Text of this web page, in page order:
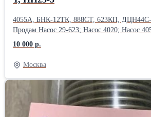
4055А, БНК-12ТК, 888СТ, 623КП, ДЦН44С-
Продам Насос 29-623; Насос 4020; Насос
Насос 888А; Насос 888СТ; Насос 890; Насос 890С; Насос 892АМ;
Продам Насос 918 (МТ-800 ); Насос 918А (
Насос 918Б ( МТ-800 ); Насос БНК-10ТК; Насос БНК-12ТК;
Насос 4062 ( МТ-800 ); Насос 435ФТ; Продам
Насос 463Б (МВ-280Б); Насос 465А; Насос
Насос 465К; Насос 465К ( Д-4500К); Насос
Насос 465МТВ (Д-1500ТВ); Насос 465П;
Насос 623АНМ; Насос 623Б; Насос 623К; Насос 623КП;
10 000 р.
Москва